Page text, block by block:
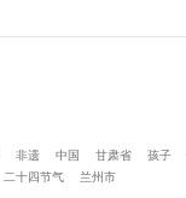
非遗 中国 甘肃省 孩子
二十四节气 兰州市